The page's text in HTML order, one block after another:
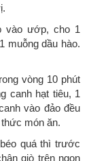
vào ướp, cho 1
muỗng dầu hào.
vòng 10 phút
canh hạt tiêu, 1
vào đảo đều
món ăn.
quá thì trước
giò trên ngọn